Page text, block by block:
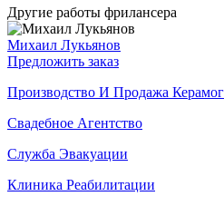
Другие работы фрилансера
Михаил Лукьянов
Предложить заказ
Производство И Продажа
Свадебное Агентство
Служба Эвакуации
Клиника Реабилитации